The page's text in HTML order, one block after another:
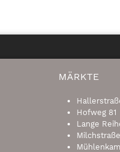
MÄRKTE
Hofweg 81
Lange